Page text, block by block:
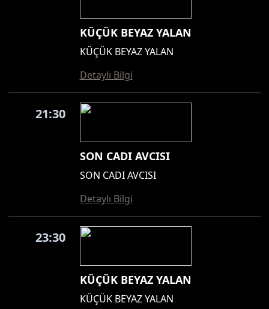
KÜÇÜK BEYAZ YALAN
KÜÇÜK BEYAZ YALAN
Detaylı Bilgi
21:30
SON CADI AVCISI
SON CADI AVCISI
Detaylı Bilgi
23:30
KÜÇÜK BEYAZ YALAN
KÜÇÜK BEYAZ YALAN